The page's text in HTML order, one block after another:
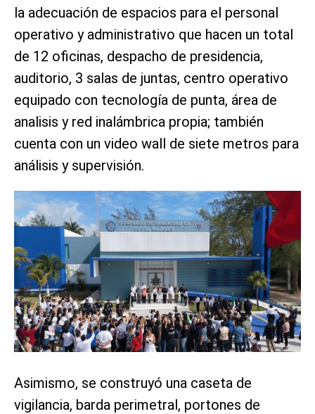
la adecuación de espacios para el personal
operativo y administrativo que hacen un total
de 12 oficinas, despacho de presidencia,
auditorio, 3 salas de juntas, centro operativo
equipado con tecnología de punta, área de
analisis y red inalámbrica propia; también
cuenta con un video wall de siete metros para
análisis y supervisión.
Asimismo, se construyó una caseta de
vigilancia, barda perimetral, portones de